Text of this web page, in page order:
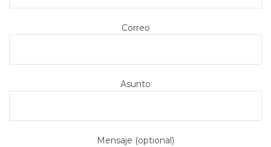
Correo
Asunto
Mensaje (optional)